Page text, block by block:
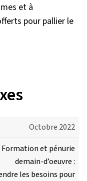
et à
pour pallier le
Octobre 2022
Formation et pénurie
demain-d’oeuvre :
les besoins pour